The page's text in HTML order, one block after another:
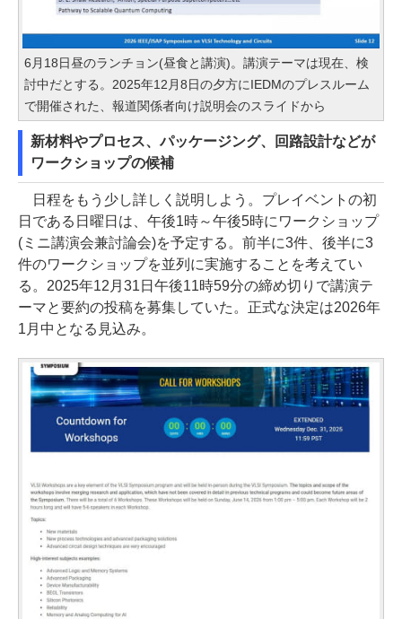
6月18日昼のランチョン(昼食と講演)。講演テーマは現在、検
討中だとする。2025年12月8日の夕方にIEDMのプレスルーム
で開催された、報道関係者向け説明会のスライドから
新材料やプロセス、パッケージング、回路設計などが
ワークショップの候補
日程をもう少し詳しく説明しよう。プレイベントの初
日である日曜日は、午後1時～午後5時にワークショップ
(ミニ講演会兼討論会)を予定する。前半に3件、後半に3
件のワークショップを並列に実施することを考えてい
る。2025年12月31日午後11時59分の締め切りで講演テ
ーマと要約の投稿を募集していた。正式な決定は2026年
1月中となる見込み。